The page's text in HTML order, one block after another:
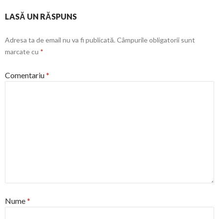
LASĂ UN RĂSPUNS
Adresa ta de email nu va fi publicată. Câmpurile obligatorii sunt
marcate cu *
Comentariu*
Nume*